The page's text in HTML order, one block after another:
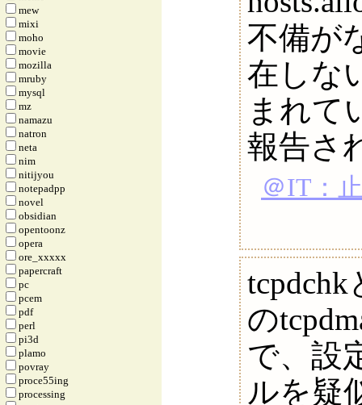
不備が
在しな
まれて
報告さ
＠IT：
tcpdchk
の
で、設
ルを疑
mew
mixi
moho
movie
mozilla
mruby
mysql
mz
namazu
natron
neta
nim
nitijyou
notepadpp
novel
obsidian
opentoonz
opera
ore_xxxxx
papercraft
pc
pcem
pdf
perl
pi3d
plamo
povray
proce55ing
processing